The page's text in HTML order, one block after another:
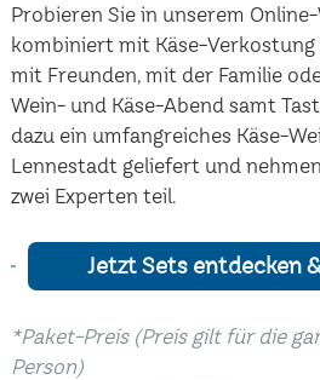
Probieren Sie in unserem
kombiniert mit Käse-Verkostung
mit Freunden, mit der Familie
Wein- und Käse-Abend samt
dazu ein umfangreiches Käse-
Lennestadt geliefert und
zwei Experten teil.
Jetzt Sets entdecken
*Paket-Preis (Preis gilt für die
Person)